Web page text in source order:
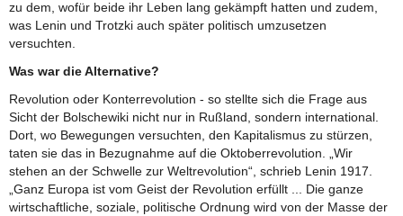
zu dem, wofür beide ihr Leben lang gekämpft hatten und zudem,
was Lenin und Trotzki auch später politisch umzusetzen
versuchten.
Was war die Alternative?
Revolution oder Konterrevolution - so stellte sich die Frage aus
Sicht der Bolschewiki nicht nur in Rußland, sondern international.
Dort, wo Bewegungen versuchten, den Kapitalismus zu stürzen,
taten sie das in Bezugnahme auf die Oktoberrevolution. „Wir
stehen an der Schwelle zur Weltrevolution“, schrieb Lenin 1917.
„Ganz Europa ist vom Geist der Revolution erfüllt ... Die ganze
wirtschaftliche, soziale, politische Ordnung wird von der Masse der